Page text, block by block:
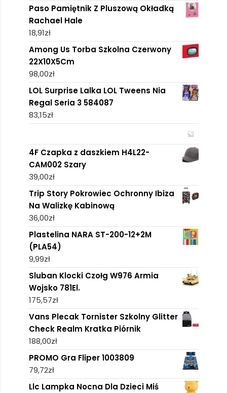
Paso Pamiętnik Z Pluszową Okładką
Rachael Hale
18,91zł
Among Us Torba Szkolna Czerwony
22X10X5Cm
98,00zł
LOL Surprise Lalka LOL Tweens Nia
Regal Seria 3 584087
83,15zł
4F Czapka z daszkiem H4L22-
CAM002 Szary
39,00zł
Trip Story Pokrowiec Ochronny Ibiza
Na Walizkę Kabinową
36,00zł
Plastelina NARA ST-200-12+2M
(PLA54)
9,99zł
Sluban Klocki Czołg W976 Armia
Wojsko 781El.
175,57zł
Vans Plecak Tornister Szkolny Glitter
Check Realm Kratka Piórnik
188,00zł
PROMO Gra Fliper 1003809
79,72zł
Llc Lampka Nocna Dla Dzieci Miś